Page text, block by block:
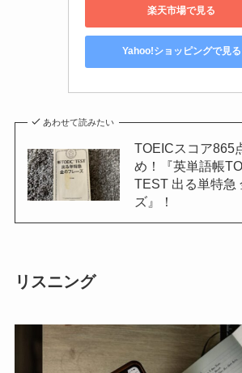
楽天市場で見る
Yahoo!ショッピングで見る
あわせて読みたい
TOEICスコア865
め！『英単語帳
TEST 出る単特急
ズ』！
リスニング